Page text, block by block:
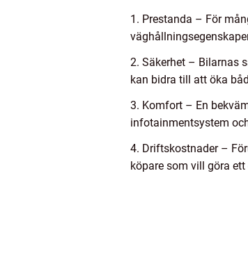
1. Prestanda – För
2. Säkerhet – Bilarnas
kan bidra till att öka
3. Komfort – En
infotainmentsystem
4. Driftskostnader –
köpare som vill göra